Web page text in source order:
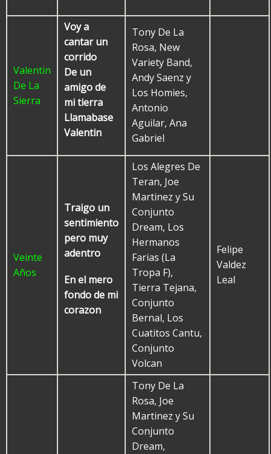
Valentin
De La
Sierra
Voy a
cantar un
corrido
De un
amigo de
mi tierra
Llamabase
Valentin
Tony De La
Rosa, New
Variety Band,
Andy Saenz y
Los Homies,
Antonio
Aguilar, Ana
Gabriel
Veinte
Años
Traigo un
sentimiento
pero muy
adentro
En el mero
fondo de mi
corazon
Los Alegres De
Teran, Joe
Martinez y Su
Conjunto
Dream, Los
Hermanos
Farias (La
Tropa F),
Tierra Tejana,
Conjunto
Bernal, Los
Cuatitos Cantu,
Conjunto
Volcan
Felipe
Valdez
Leal
Tony De La
Rosa, Joe
Martinez y Su
Conjunto
Dream,